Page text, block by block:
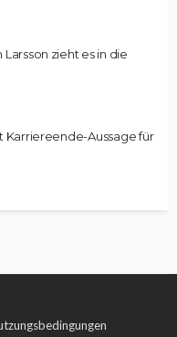
zieht es in die
Karriereende-Aussage für